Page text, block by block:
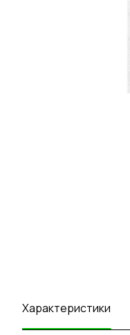
Характеристики